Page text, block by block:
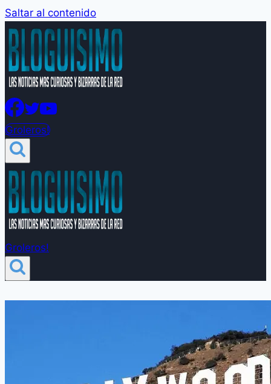
Saltar al contenido
Groleros!
Groleros!